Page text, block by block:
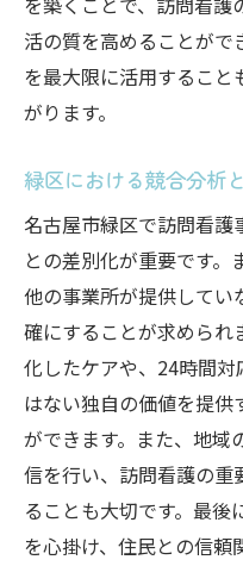
活の質を高めることがで
を最大限に活用するこ
がります。
緑区における競合分析
名古屋市緑区で訪問看
との差別化が重要です。
他の事業所が提供して
確にすることが求められ
化したケアや、24時間
はない独自の価値を提供
ができます。また、地域
信を行い、訪問看護の重
ることも大切です。最
を心掛け、住民との信